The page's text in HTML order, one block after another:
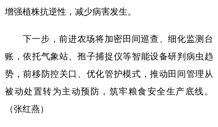
English Español Français
Deutsch Português
增强植株抗逆性，减少病害发生。
下一步，前进农场将加密田间巡查、细化监测台
账，依托气象站、孢子捕捉仪等智能设备研判病虫趋
势，前移防控关口、优化管护模式，推动田间管理从
被动处置转为主动预防，筑牢粮食安全生产底线。
（张红燕）